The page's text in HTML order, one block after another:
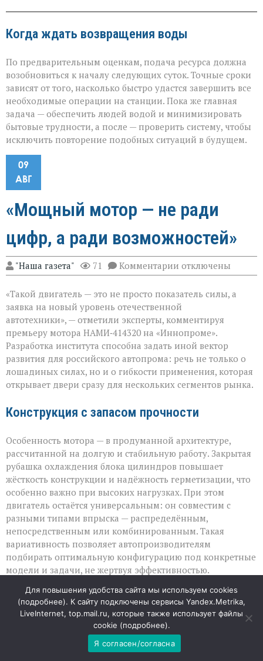
Когда ждать возвращения воды
По предварительным оценкам, подача ресурса должна
возобновиться к началу следующих суток. Точные сроки
зависят от того, насколько быстро удастся завершить все
необходимые операции на станции. Пока же главная
задача — обеспечить людей водой и минимизировать
бытовые трудности, а после — проверить систему, чтобы
исключить повторение подобных ситуаций в будущем.
09
АВГ
«Мощный мотор — не ради
цифр, а ради возможностей»
"Наша газета" 71 Комментарии к
записи
мотор — не
ради
а
ради
возможностей»
отключены
«Такой двигатель — это не просто показатель силы, а
заявка на новый уровень отечественной
автотехники», — отметили эксперты, комментируя
премьеру мотора НАМИ‑414320 на «Иннопроме».
Разработка института способна задать иной вектор
развития для российского автопрома: речь не только о
лошадиных силах, но и о гибкости применения, которая
открывает двери сразу для нескольких сегментов рынка.
Конструкция с запасом прочности
Особенность мотора — в продуманной архитектуре,
рассчитанной на долгую и стабильную работу. Закрытая
рубашка охлаждения блока цилиндров повышает
жёсткость конструкции и надёжность герметизации, что
особенно важно при высоких нагрузках. При этом
двигатель остаётся универсальным: он совместим с
разными типами впрыска — распределённым,
непосредственным или комбинированным. Такая
вариативность позволяет автопроизводителям
подбирать оптимальную конфигурацию под конкретные
модели и задачи, не жертвуя эффективностью.
Не для всех, но для нужных
Несмотря на внушительные характеристики, мотор не
станет универсальным решением для массового
сегмента. Эксперты считают, что для компактных
Для повышения удобства сайта мы используем cookies
(подробнее). К сайту подключены сервисы Yandex.Metrika,
LiveInternet, top.mail.ru, которые также использует файлы
cookie (подробнее).
Я согласен/согласна